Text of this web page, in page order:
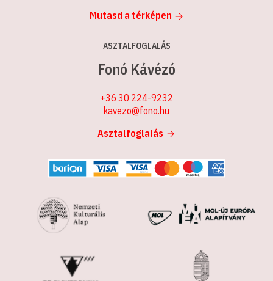
Mutasd a térképen
ASZTALFOGLALÁS
Fonó Kávézó
+36 30 224-9232
kavezo@fono.hu
Asztalfoglalás